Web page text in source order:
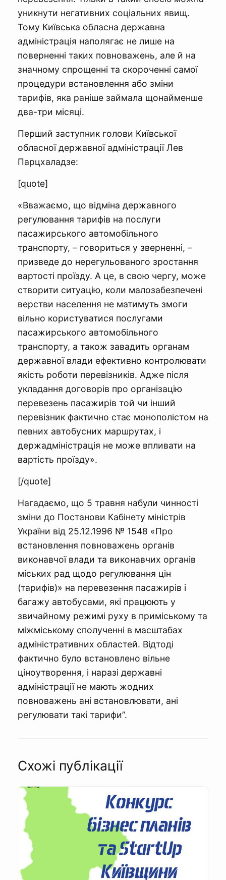
уникнути негативних соціальних явищ.
Тому Київська обласна державна
адміністрація наполягає не лише на
поверненні таких повноважень, але й на
значному спрощенні та скороченні самої
процедури встановлення або зміни
тарифів, яка раніше займала щонайменше
два-три місяці.
Перший заступник голови Київської
обласної державної адміністрації Лев
Парцхаладзе:
[quote]
«Вважаємо, що відміна державного
регулювання тарифів на послуги
пасажирського автомобільного
транспорту, – говориться у зверненні, –
призведе до нерегульованого зростання
вартості проїзду. А це, в свою чергу, може
створити ситуацію, коли малозабезпечені
верстви населення не матимуть змоги
вільно користуватися послугами
пасажирського автомобільного
транспорту, а також завадить органам
державної влади ефективно контролювати
якість роботи перевізників. Адже після
укладання договорів про організацію
перевезень пасажирів той чи інший
перевізник фактично стає монополістом на
певних автобусних маршрутах, і
держадміністрація не може впливати на
вартість проїзду».
[/quote]
Нагадаємо, що 5 травня набули чинності
зміни до Постанови Кабінету міністрів
України від 25.12.1996 № 1548 «Про
встановлення повноважень органів
виконавчої влади та виконавчих органів
міських рад щодо регулювання цін
(тарифів)» на перевезення пасажирів і
багажу автобусами, які працюють у
звичайному режимі руху в приміському та
міжміському сполученні в масштабах
адміністративних областей. Відтоді
фактично було встановлено вільне
ціноутворення, і наразі державні
адміністрації не мають жодних
повноважень ані встановлювати, ані
регулювати такі тарифи”.
Схожі публікації